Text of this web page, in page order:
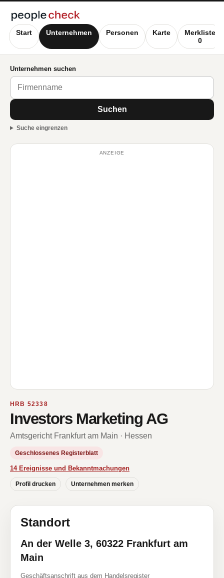
Start Unternehmen Personen Karte
Merkliste
0
Unternehmen suchen
Suchen
Suche eingrenzen
ANZEIGE
HRB 52338
Investors Marketing AG
Amtsgericht Frankfurt am Main · Hessen
Geschlossenes Registerblatt
14 Ereignisse und Bekanntmachungen
Profil drucken Unternehmen merken
Standort
An der Welle 3, 60322 Frankfurt am
Main
Geschäftsanschrift aus dem Handelsregister